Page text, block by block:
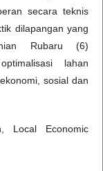
secara teknis
dilapangan yang
Rubaru (6)
lahan
sosial dan
Local Economic